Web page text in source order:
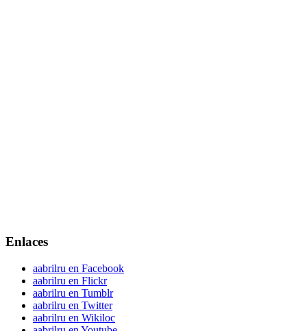
Enlaces
aabrilru en Facebook
aabrilru en Flickr
aabrilru en Tumblr
aabrilru en Twitter
aabrilru en Wikiloc